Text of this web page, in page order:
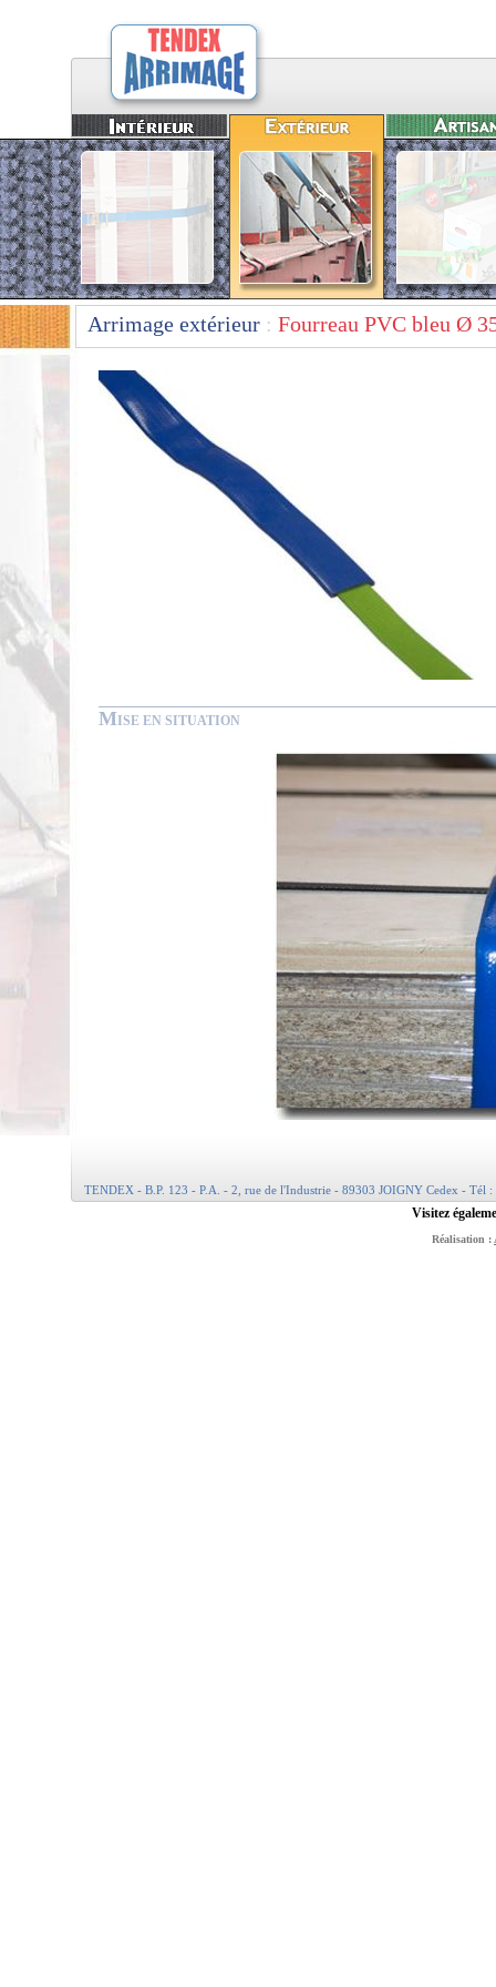
Arrimage extérieur: Fourreau PVC bleu Ø
MISE EN SITUATION
TENDEX - B.P. 123 - P.A. - 2, rue de l'Industrie - 89303 JOIGNY Cedex - Tél
Visitez
Réalisation :